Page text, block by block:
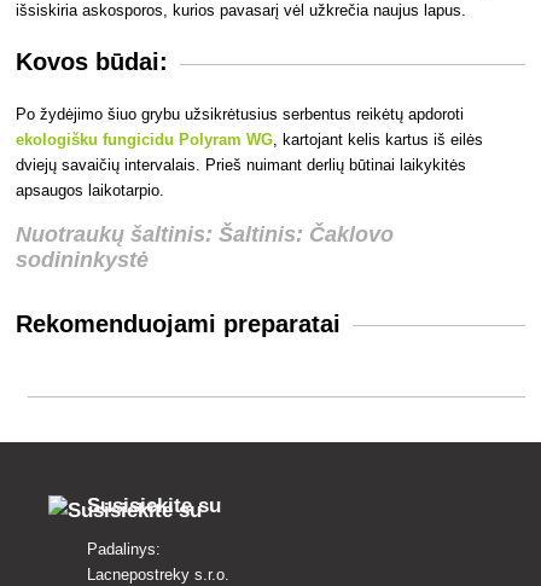
išsiskiria askosporos, kurios pavasarį vėl užkrečia naujus lapus.
Kovos būdai:
Po žydėjimo šiuo grybu užsikrėtusius serbentus reikėtų apdoroti
ekologišku fungicidu Polyram WG , kartojant kelis kartus iš eilės
dviejų savaičių intervalais. Prieš nuimant derlių būtinai laikykitės
apsaugos laikotarpio.
Nuotraukų šaltinis: Šaltinis: Čaklovo
sodininkystė
Rekomenduojami preparatai
Susisiekite su
Padalinys:
Lacnepostreky s.r.o.